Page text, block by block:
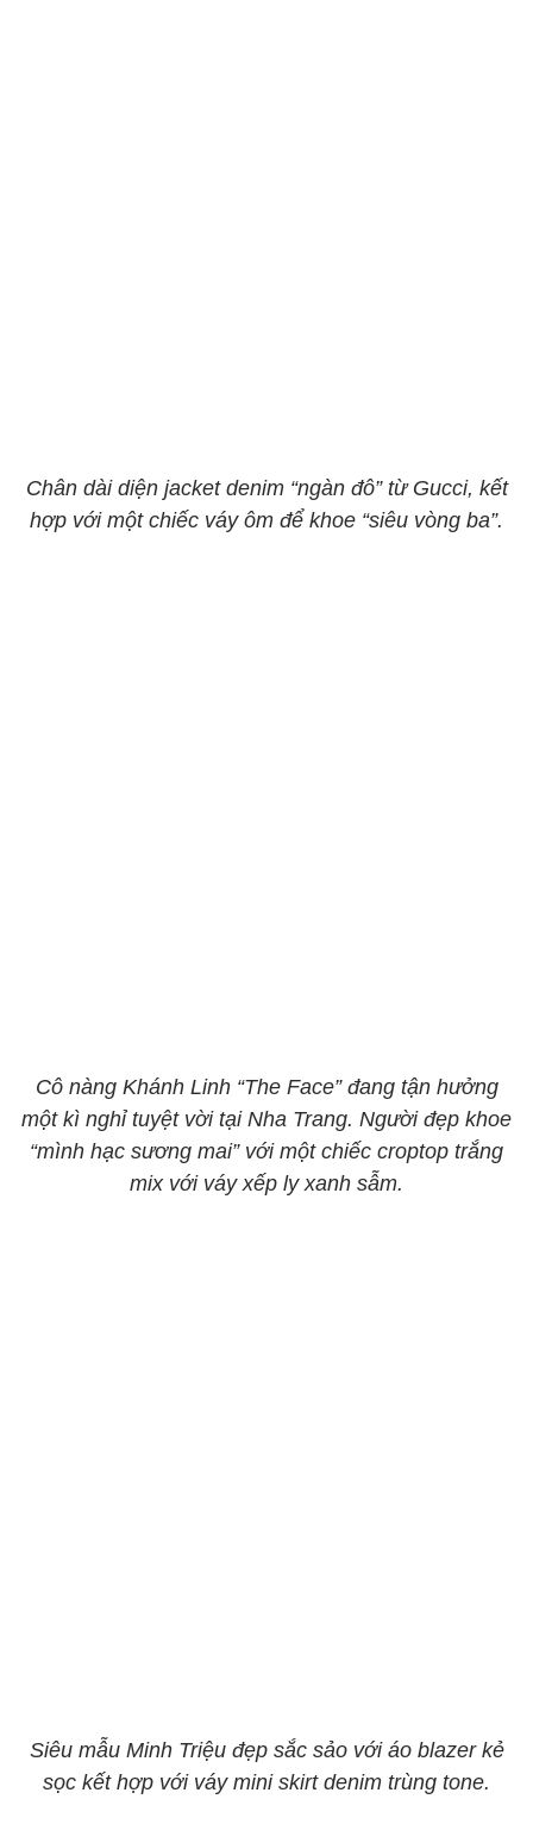
Chân dài diện jacket denim “ngàn đô” từ Gucci, kết
hợp với một chiếc váy ôm để khoe “siêu vòng ba”.
Cô nàng Khánh Linh “The Face” đang tận hưởng
một kì nghỉ tuyệt vời tại Nha Trang. Người đẹp khoe
“mình hạc sương mai” với một chiếc croptop trắng
mix với váy xếp ly xanh sẫm.
Siêu mẫu Minh Triệu đẹp sắc sảo với áo blazer kẻ
sọc kết hợp với váy mini skirt denim trùng tone.